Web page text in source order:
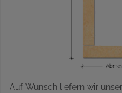
Auf Wunsch liefern wir